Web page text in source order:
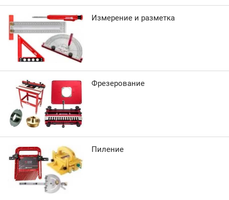
Измерение и разметка
Фрезерование
Пиление